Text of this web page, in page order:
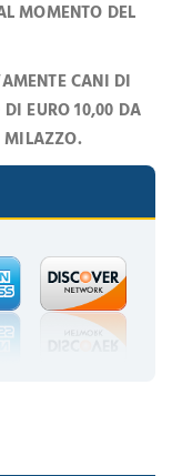
MOMENTO DEL
CANI DI
DI EURO 10,00 DA
MILAZZO.